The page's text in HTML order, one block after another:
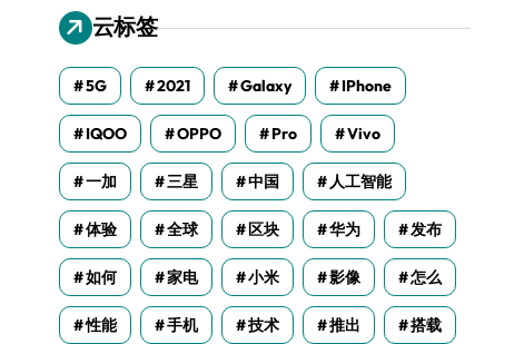
云标签
5G 2021 Galaxy IPhone
IQOO OPPO Pro Vivo
一加 三星 中国 人工智能
体验 全球 区块 华为 发布
如何 家电 小米 影像 怎么
性能 手机 技术 推出 搭载